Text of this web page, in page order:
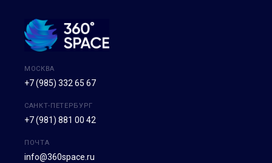
МОСКВА
+7 (985) 332 65 67
САНКТ-ПЕТЕРБУРГ
+7 (981) 881 00 42
ПОЧТА
info@360space.ru